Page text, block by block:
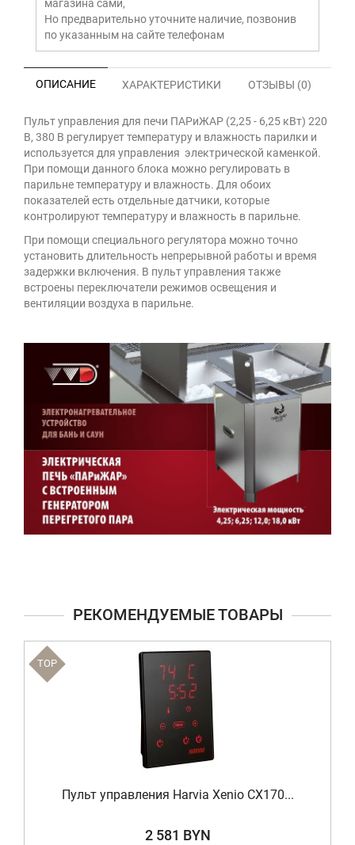
магазина сами,
Но предварительно уточните наличие, позвонив
по указанным на сайте телефонам
ОПИСАНИЕ ХАРАКТЕРИСТИКИ ОТЗЫВЫ (0)
Пульт управления для печи ПАРиЖАР (2,25 - 6,25 кВт) 220
В, 380 В регулирует температуру и влажность парилки и
используется для управления электрической каменкой.
При помощи данного блока можно регулировать в
парильне температуру и влажность. Для обоих
показателей есть отдельные датчики, которые
контролируют температуру и влажность в парильне.
При помощи специального регулятора можно точно
установить длительность непрерывной работы и время
задержки включения. В пульт управления также
встроены переключатели режимов освещения и
вентиляции воздуха в парильне.
РЕКОМЕНДУЕМЫЕ ТОВАРЫ
TOP
Пульт управления Harvia Xenio CX170...
2 581 BYN